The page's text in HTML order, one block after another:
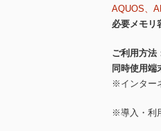
AQUOS、
必要メモリ
ご利用方法
同時使用端
※インター
※導入・利